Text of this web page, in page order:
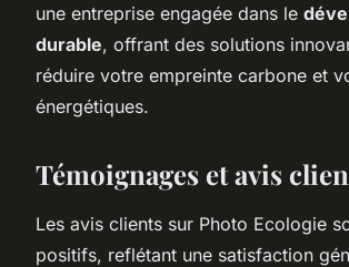
une entreprise engagée dans le
durable, offrant des solutions
réduire votre empreinte carbone et
énergétiques.
Témoignages et avis
Les avis clients sur Photo Ecologie
positifs, reflétant une satisfaction